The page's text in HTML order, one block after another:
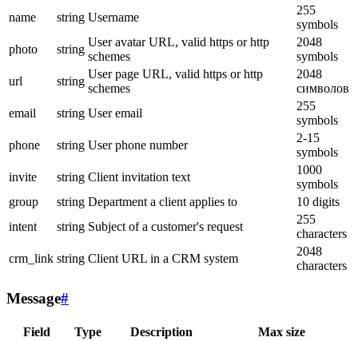
name string Username
255
symbols
photo
string
User avatar URL, valid https or http
schemes
2048
symbols
url
string
User page URL, valid https or http
schemes
2048
символов
email
string User email
255
symbols
phone
string User phone number
2-15
symbols
invite
string Client invitation text
1000
symbols
group
string Department a client applies to
10 digits
intent
string Subject of a customer's request
255
characters
crm_link string Client URL in a CRM system
2048
characters
Message#
Field Type Description Max size